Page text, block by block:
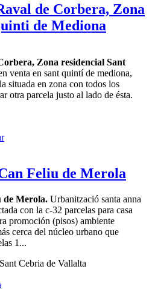
de Corbera, Zona
de Mediona
Zona residencial Sant
venta en sant quintí de mediona,
situada en zona con todos los
otra parcela justo al lado de ésta.
Feliu de Merola
de Merola. Urbanització santa anna
con la c-32 parcelas para casa
promoción (pisos) ambiente
cerca del núcleo urbano que
1...